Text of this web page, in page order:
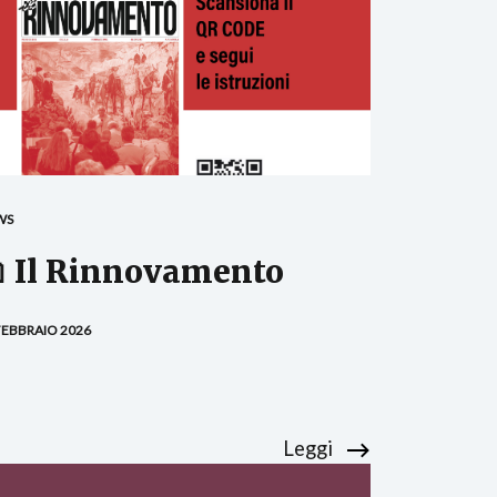
Il Rinnovamento
2026
Leggi